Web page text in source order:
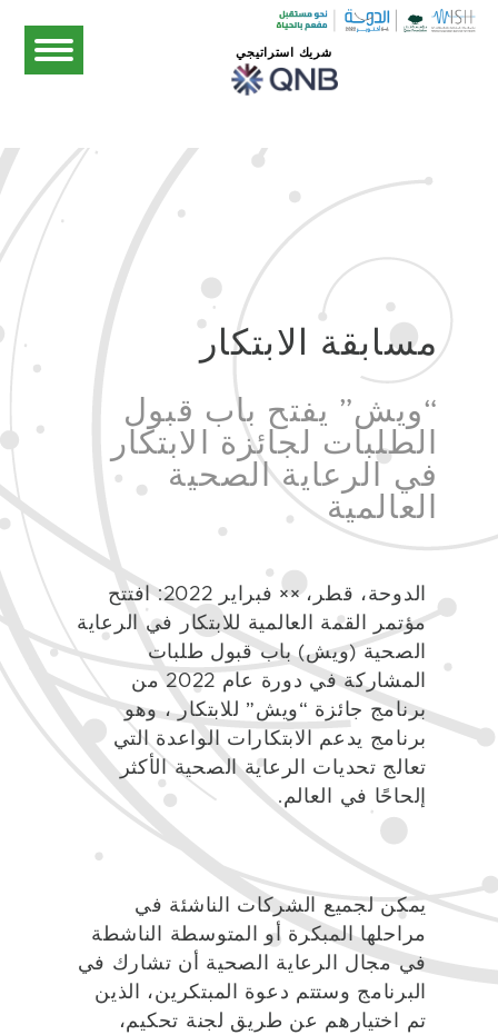
شريك استراتيجي
مسابقة الابتكار
“ويش” يفتح باب قبول
الطلبات لجائزة الابتكار
في الرعاية الصحية
العالمية
الدوحة، قطر، ×× فبراير 2022: افتتح
مؤتمر القمة العالمية للابتكار في الرعاية
الصحية (ويش) باب قبول طلبات
المشاركة في دورة عام 2022 من
برنامج جائزة “ويش” للابتكار ، وهو
برنامج يدعم الابتكارات الواعدة التي
تعالج تحديات الرعاية الصحية الأكثر
إلحاحًا في العالم.
يمكن لجميع الشركات الناشئة في
مراحلها المبكرة أو المتوسطة الناشطة
في مجال الرعاية الصحية أن تشارك في
البرنامج وستتم دعوة المبتكرين، الذين
تم اختيارهم عن طريق لجنة تحكيم،